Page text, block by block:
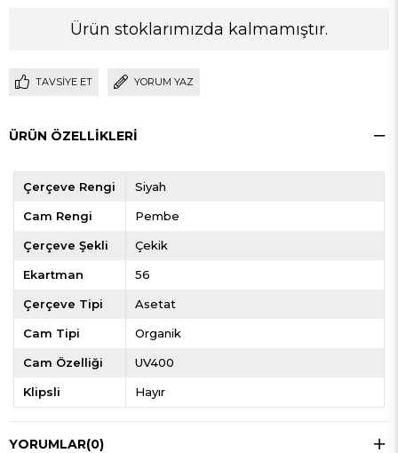
Ürün stoklarımızda kalmamıştır.
TAVSIYE ET YORUM YAZ
ÜRÜN ÖZELLIKLERI
Çerçeve Rengi Siyah
Cam Rengi Pembe
Çerçeve Şekli Çekik
Ekartman 56
Çerçeve Tipi Asetat
Cam Tipi Organik
Cam Özelliği UV400
Klipsli Hayır
YORUMLAR(0)